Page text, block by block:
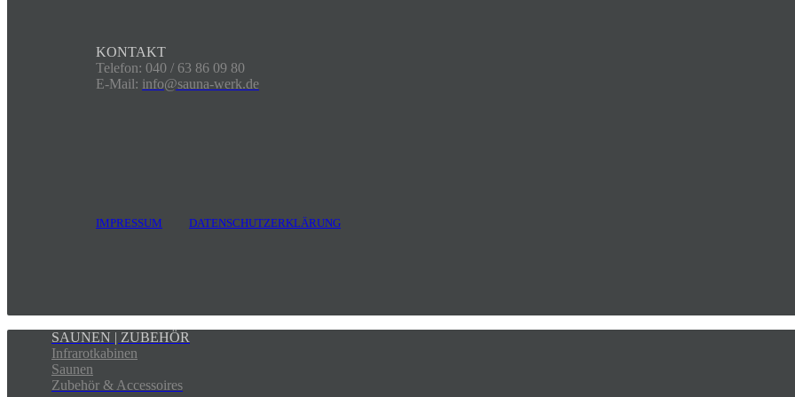
KONTAKT
Telefon: 040 / 63 86 09 80
E-Mail: info@sauna-werk.de
IMPRESSUM DATENSCHUTZERKLÄRUNG
SAUNEN | ZUBEHÖR
Infrarotkabinen
Saunen
Zubehör & Accessoires